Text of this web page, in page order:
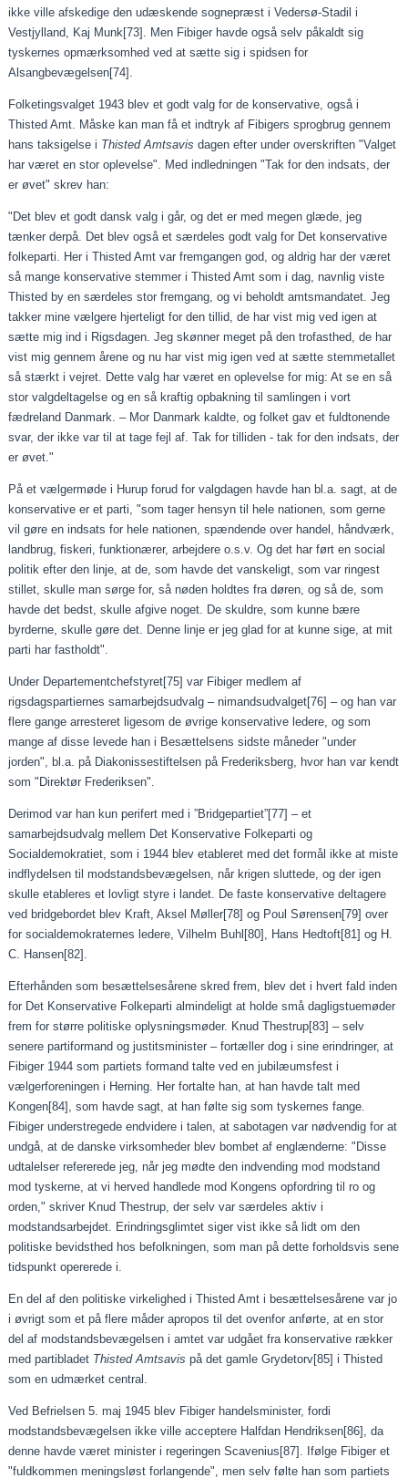
ikke ville afskedige den udæskende sognepræst i Vedersø-Stadil i
Vestjylland, Kaj Munk[73] . Men Fibiger havde også selv påkaldt sig
tyskernes opmærksomhed ved at sætte sig i spidsen for
Alsangbevægelsen[74]
Folketingsvalget 1943 blev et godt valg for de konservative, også i
Thisted Amt. Måske kan man få et indtryk af Fibigers sprogbrug gennem
hans taksigelse i Thisted Amtsavis dagen efter under overskriften "Valget
har været en stor oplevelse". Med indledningen "Tak for den indsats, der
er øvet" skrev han:
"Det blev et godt dansk valg i går, og det er med megen glæde, jeg
tænker derpå. Det blev også et særdeles godt valg for Det konservative
folkeparti. Her i Thisted Amt var fremgangen god, og aldrig har der været
så mange konservative stemmer i Thisted Amt som i dag, navnlig viste
Thisted by en særdeles stor fremgang, og vi beholdt amtsmandatet. Jeg
takker mine vælgere hjerteligt for den tillid, de har vist mig ved igen at
sætte mig ind i Rigsdagen. Jeg skønner meget på den trofasthed, de har
vist mig gennem årene og nu har vist mig igen ved at sætte stemmetallet
så stærkt i vejret. Dette valg har været en oplevelse for mig: At se en så
stor valgdeltagelse og en så kraftig opbakning til samlingen i vort
fædreland Danmark. – Mor Danmark kaldte, og folket gav et fuldtonende
svar, der ikke var til at tage fejl af. Tak for tilliden - tak for den indsats, der
er øvet."
På et vælgermøde i Hurup forud for valgdagen havde han bl.a. sagt, at de
konservative er et parti, "som tager hensyn til hele nationen, som gerne
vil gøre en indsats for hele nationen, spændende over handel, håndværk,
landbrug, fiskeri, funktionærer, arbejdere o.s.v. Og det har ført en social
politik efter den linje, at de, som havde det vanskeligt, som var ringest
stillet, skulle man sørge for, så nøden holdtes fra døren, og så de, som
havde det bedst, skulle afgive noget. De skuldre, som kunne bære
byrderne, skulle gøre det. Denne linje er jeg glad for at kunne sige, at mit
parti har fastholdt".
Under Departementchefstyret[75] var Fibiger medlem af
rigsdagspartiernes samarbejdsudvalg – nimandsudvalget[76] – og han var
flere gange arresteret ligesom de øvrige konservative ledere, og som
mange af disse levede han i Besættelsens sidste måneder "under
jorden", bl.a. på Diakonissestiftelsen på Frederiksberg, hvor han var kendt
som "Direktør Frederiksen".
Derimod var han kun perifert med i ”Bridgepartiet”[77] – et
samarbejdsudvalg mellem Det Konservative Folkeparti og
Socialdemokratiet, som i 1944 blev etableret med det formål ikke at miste
indflydelsen til modstandsbevægelsen, når krigen sluttede, og der igen
skulle etableres et lovligt styre i landet. De faste konservative deltagere
ved bridgebordet blev Kraft, Aksel Møller[78] og Poul Sørensen[79] over
for socialdemokraternes ledere, Vilhelm Buhl[80] , Hans Hedtoft[81] og H.
C. Hansen[82]
Efterhånden som besættelsesårene skred frem, blev det i hvert fald inden
for Det Konservative Folkeparti almindeligt at holde små dagligstuemøder
frem for større politiske oplysningsmøder. Knud Thestrup[83] – selv
senere partiformand og justitsminister – fortæller dog i sine erindringer, at
Fibiger 1944 som partiets formand talte ved en jubilæumsfest i
vælgerforeningen i Herning. Her fortalte han, at han havde talt med
Kongen[84] , som havde sagt, at han følte sig som tyskernes fange.
Fibiger understregede endvidere i talen, at sabotagen var nødvendig for at
undgå, at de danske virksomheder blev bombet af englænderne: "Disse
udtalelser refererede jeg, når jeg mødte den indvending mod modstand
mod tyskerne, at vi herved handlede mod Kongens opfordring til ro og
orden," skriver Knud Thestrup, der selv var særdeles aktiv i
modstandsarbejdet. Erindringsglimtet siger vist ikke så lidt om den
politiske bevidsthed hos befolkningen, som man på dette forholdsvis sene
tidspunkt opererede i.
En del af den politiske virkelighed i Thisted Amt i besættelsesårene var jo
i øvrigt som et på flere måder apropos til det ovenfor anførte, at en stor
del af modstandsbevægelsen i amtet var udgået fra konservative rækker
med partibladet Thisted Amtsavis på det gamle Grydetorv[85] i Thisted
som en udmærket central.
Ved Befrielsen 5. maj 1945 blev Fibiger handelsminister, fordi
modstandsbevægelsen ikke ville acceptere Halfdan Hendriksen[86] , da
denne havde været minister i regeringen Scavenius[87] . Ifølge Fibiger et
"fuldkommen meningsløst forlangende", men selv følte han som partiets